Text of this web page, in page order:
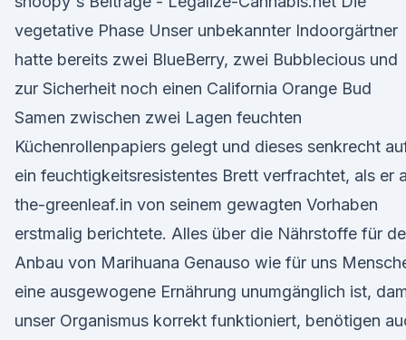
vegetative Phase Unser unbekannter Indoorgärtner
hatte bereits zwei BlueBerry, zwei Bubblecious und
zur Sicherheit noch einen California Orange Bud
Samen zwischen zwei Lagen feuchten
Küchenrollenpapiers gelegt und dieses senkrecht
ein feuchtigkeitsresistentes Brett verfrachtet, als er
the-greenleaf.in von seinem gewagten Vorhaben
erstmalig berichtete. Alles über die Nährstoffe für
Anbau von Marihuana Genauso wie für uns
eine ausgewogene Ernährung unumgänglich ist,
unser Organismus korrekt funktioniert, benötigen